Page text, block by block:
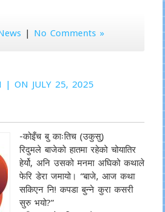
| No Comments »
| ON JULY 25, 2025
-कोइँच बु काःतिच (उकुसु)
रिदुमले बाजेको हातमा रहेको चोयातिर
हेर्यो, अनि उसको मनमा अघिको कथाले
फेरि डेरा जमायो। “बाजे, आज कथा
सकिएन नि! कपडा बुन्ने कुरा कसरी
सुरु भयो?”